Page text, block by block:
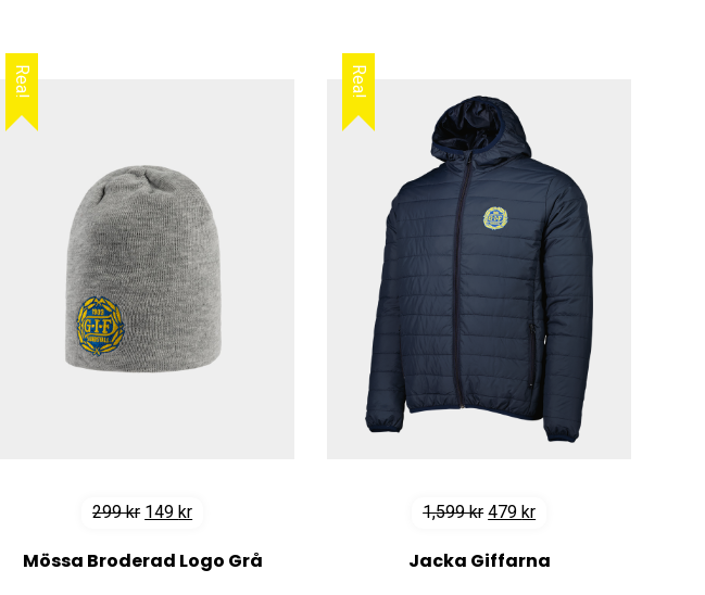
Rea!
299kr Det
priset
149krDet
priset
Mössa Broderad Logo Grå
Rea!
1,599kr Det
priset
479krDet
priset
Jacka Giffarna